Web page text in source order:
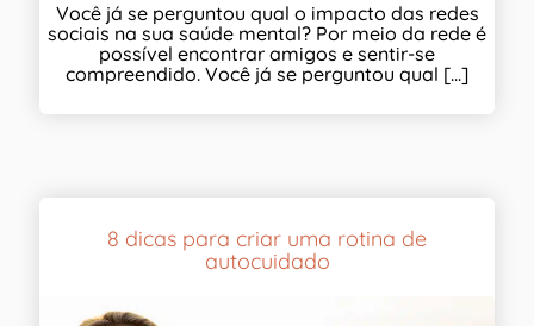
Você já se perguntou qual o impacto das redes
sociais na sua saúde mental? Por meio da rede é
possível encontrar amigos e sentir-se
compreendido. Você já se perguntou qual [...]
8 dicas para criar uma rotina de
autocuidado